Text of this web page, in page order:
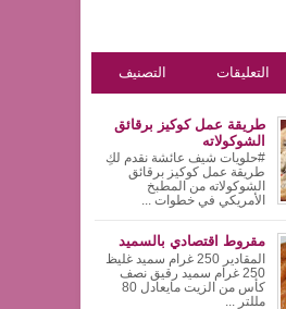
التعليقات التصنيف
طريقة عمل كوكيز برقائق
الشوكولاته
#حلويات شيف عائشة نقدم لكِ
طريقة عمل كوكيز برقائق
الشوكولاته من المطبخ
الأمريكي في خطوات ...
مقروط اقتصادي بالسميد
المقادير 250 غرام سميد غليظ
250 غرام سميد رقيق نصف
كأس من الزيت مايعادل 80
مللتر ...